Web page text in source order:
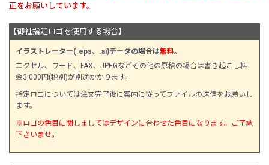
正をお願いしています。
【御社指定ロゴを使用する場合】
イラストレーター(.eps、.ai)データの場合は無料。
エクセル、ワード、FAX、JPEGなどその他の原稿の場合は書き起こし料
金3,000円(税別)が別途かかります。
指定ロゴについては注文完了後に案内に従ってファイルの送信をお願いし
ます。
※ロゴの色目に関しましてはデザインに合わせた色目になります。ご了承
下さいませ。